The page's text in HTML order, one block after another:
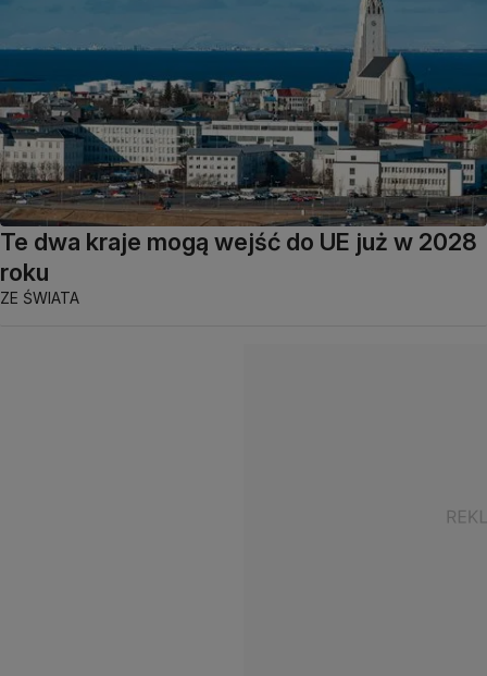
Te dwa kraje mogą wejść do UE już w 2028
roku
ZE ŚWIATA